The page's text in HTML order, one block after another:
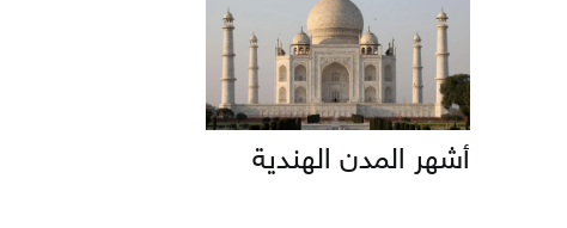
أشهر المدن الهندية